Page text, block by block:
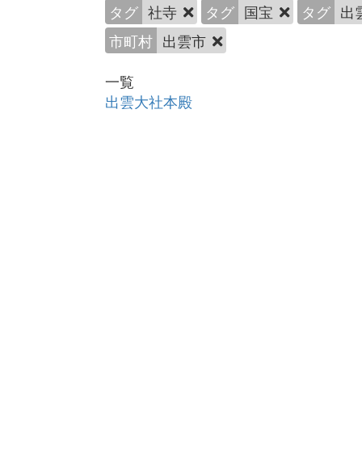
タグ 社寺 タグ 国宝 タグ 出
市町村 出雲市
一覧
出雲大社本殿